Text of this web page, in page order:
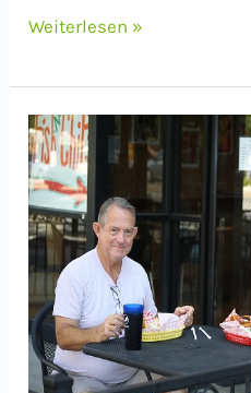
NEU:
Impulse!
Weiterlesen »